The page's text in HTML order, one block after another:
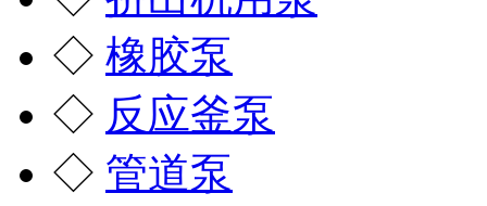
◇ 橡胶泵
◇ 反应釜泵
◇ 管道泵